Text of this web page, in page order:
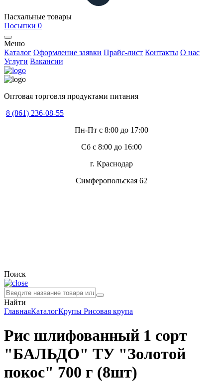
Пасхальные товары
Посыпки 0
Меню
Каталог Оформление заявки Прайс-лист Контакты О нас
Услуги Вакансии
Оптовая торговля продуктами питания
8 (861) 236-08-55
Пн-Пт с 8:00 до 17:00
Сб с 8:00 до 16:00
г. Краснодар
Симферопольская 62
Поиск
Найти
ГлавнаяКаталогКрупы Рисовая крупа
Рис шлифованный 1 сорт
"БАЛЬДО" ТУ "Золотой
покос" 700 г (8шт)